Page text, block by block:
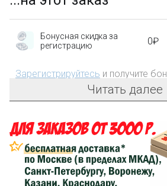
Бонусная скидка за
регистрацию
0₽
Зарегистрируйтесь и получите
на первый заказ!
затрат на доставку
Сделайте заказ на сумму не менее
его на карту Сбербанка и
компенсацию доставки.
Читать далее